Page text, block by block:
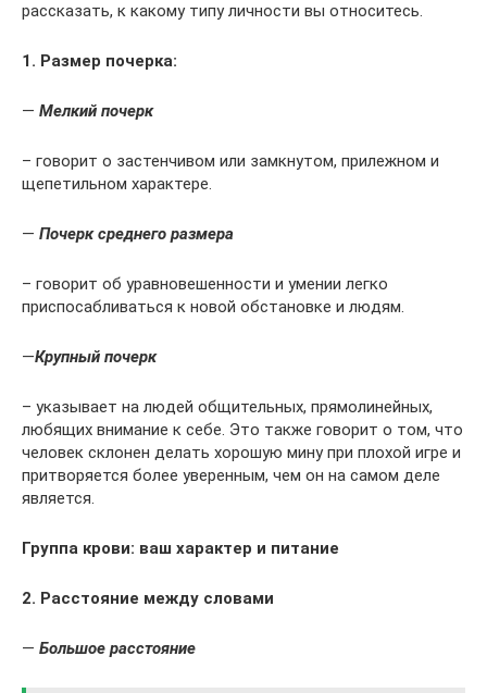
рассказать, к какому типу личности вы относитесь.
1. Размер почерка:
— Мелкий почерк
– говорит о застенчивом или замкнутом, прилежном и
щепетильном характере.
— Почерк среднего размера
– говорит об уравновешенности и умении легко
приспосабливаться к новой обстановке и людям.
—Крупный почерк
– указывает на людей общительных, прямолинейных,
любящих внимание к себе. Это также говорит о том, что
человек склонен делать хорошую мину при плохой игре и
притворяется более уверенным, чем он на самом деле
является.
Группа крови: ваш характер и питание
2. Расстояние между словами
— Большое расстояние